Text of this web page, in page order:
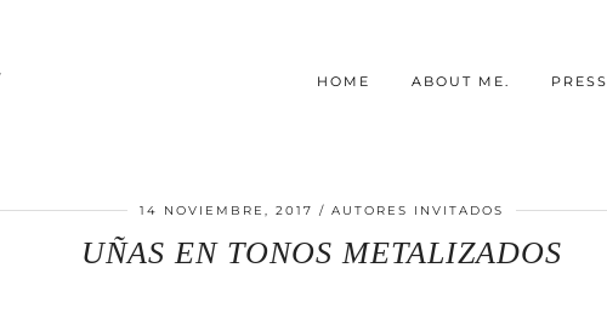
HOME ABOUT ME. PRESS
14 NOVIEMBRE, 2017 AUTORES INVITADOS
UÑAS EN TONOS METALIZADOS